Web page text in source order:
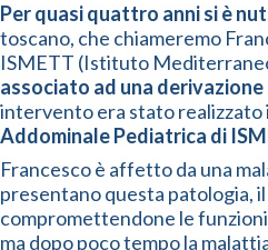
Per quasi quattro anni si è
toscano, che chiameremo
ISMETT (Istituto
associato ad una
intervento era stato realizzato
Addominale Pediatrica di
Francesco è affetto da una
presentano questa patologia,
compromettendone le
ma dopo poco tempo la